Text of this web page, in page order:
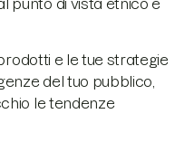
punto di vista etnico e
e le tue strategie
del tuo pubblico,
le tendenze